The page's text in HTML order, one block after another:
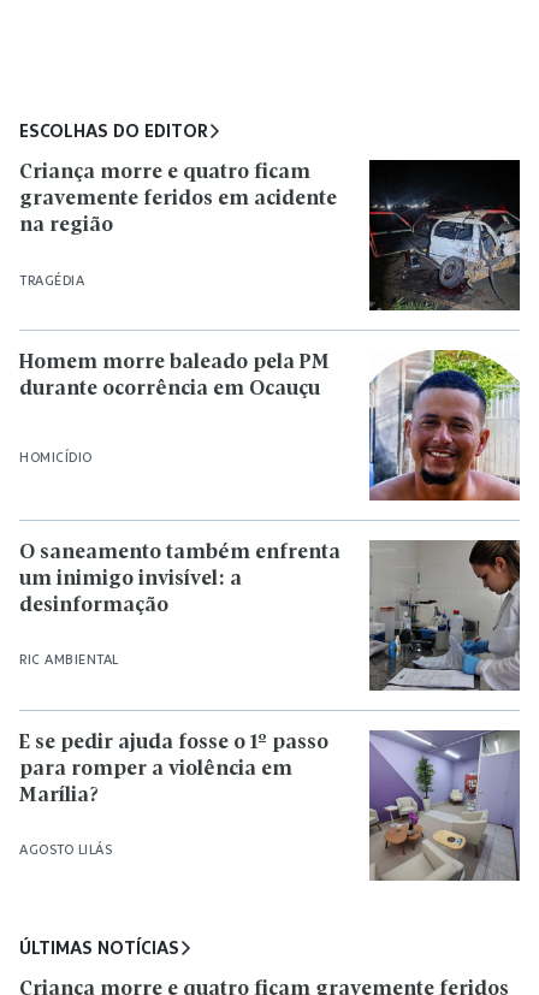
ESCOLHAS DO EDITOR
TRAGÉDIA
Criança morre e quatro ficam
gravemente feridos em acidente
na região
HOMICÍDIO
Homem morre baleado pela PM
durante ocorrência em Ocauçu
RIC AMBIENTAL
O saneamento também enfrenta
um inimigo invisível: a
desinformação
AGOSTO LILÁS
E se pedir ajuda fosse o 1º passo
para romper a violência em
Marília?
ÚLTIMAS NOTÍCIAS
Criança morre e quatro ficam gravemente feridos